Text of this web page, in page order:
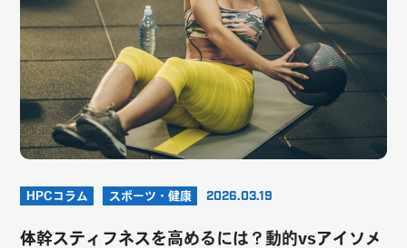
HPCコラム スポーツ・健康 2026.03.19
体幹スティフネスを高めるには？動的vsアイソメ